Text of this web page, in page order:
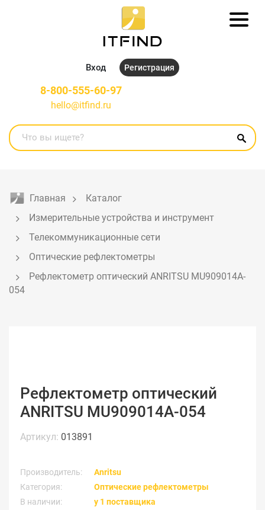
Вход Регистрация
8-800-555-60-97
hello@itfind.ru
Главная
Каталог
Измерительные устройства и инструмент
Телекоммуникационные сети
Оптические рефлектометры
Рефлектометр оптический ANRITSU MU909014A-
054
Рефлектометр оптический
ANRITSU MU909014A-054
Артикул: 013891
Производитель:
Anritsu
Категория:
Оптические рефлектометры
В наличии:
у 1 поставщика